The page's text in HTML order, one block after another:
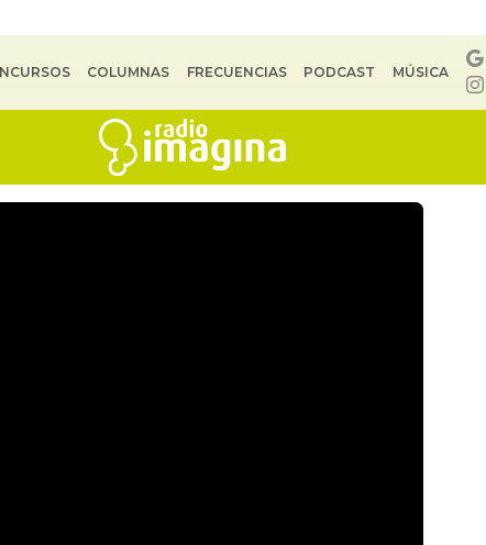
COLUMNAS FRECUENCIAS PODCAST MÚSICA